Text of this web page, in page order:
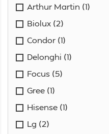
Arthur Martin (1)
Biolux (2)
Condor (1)
Delonghi (1)
Focus (5)
Gree (1)
Hisense (1)
Lg (2)